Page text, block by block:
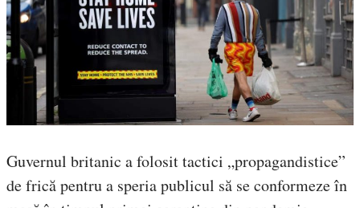
Guvernul britanic a folosit tactici „propagandistice”
de frică pentru a speria publicul să se conformeze în